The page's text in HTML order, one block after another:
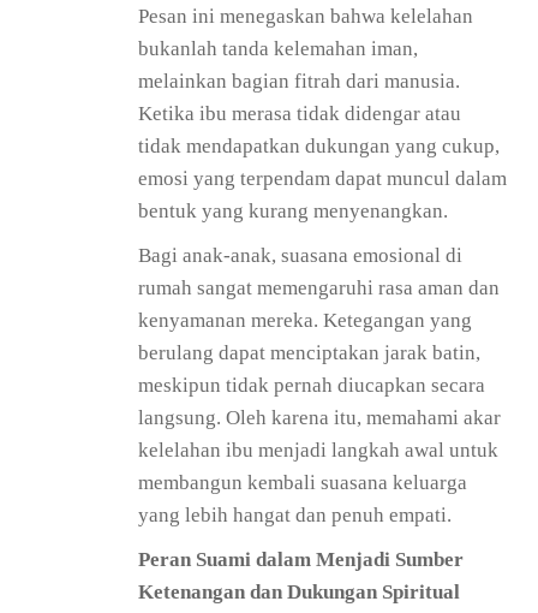
Pesan ini menegaskan bahwa kelelahan
bukanlah tanda kelemahan iman,
melainkan bagian fitrah dari manusia.
Ketika ibu merasa tidak didengar atau
tidak mendapatkan dukungan yang cukup,
emosi yang terpendam dapat muncul dalam
bentuk yang kurang menyenangkan.
Bagi anak-anak, suasana emosional di
rumah sangat memengaruhi rasa aman dan
kenyamanan mereka. Ketegangan yang
berulang dapat menciptakan jarak batin,
meskipun tidak pernah diucapkan secara
langsung. Oleh karena itu, memahami akar
kelelahan ibu menjadi langkah awal untuk
membangun kembali suasana keluarga
yang lebih hangat dan penuh empati.
Peran Suami dalam Menjadi Sumber
Ketenangan dan Dukungan Spiritual